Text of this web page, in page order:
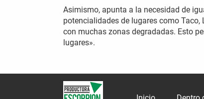
Asimismo, apunta a la necesidad de
potencialidades de lugares como
con muchas zonas degradadas. Esto
lugares».